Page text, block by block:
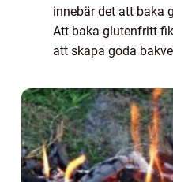
innebär det att baka
Att baka glutenfritt
att skapa goda
protein som finns i